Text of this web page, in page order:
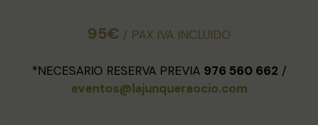
95€ / PAX IVA INCLUIDO
*NECESARIO RESERVA PREVIA 976 560 662 /
eventos@lajunqueraocio.com